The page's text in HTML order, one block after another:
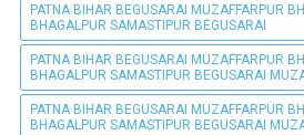
PATNA BIHAR BEGUSARAI MUZAFFARPUR
BHAGALPUR SAMASTIPUR BEGUSARAI
PATNA BIHAR BEGUSARAI MUZAFFARPUR
BHAGALPUR SAMASTIPUR BEGUSARAI
PATNA BIHAR BEGUSARAI MUZAFFARPUR
BHAGALPUR SAMASTIPUR BEGUSARAI